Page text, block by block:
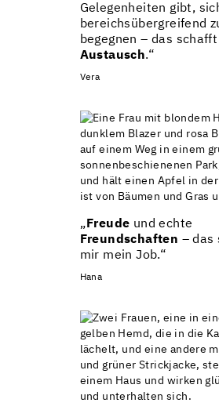
Gelegenheiten gibt,
bereichsübergreifend
begegnen – das schafft
Austausch.“
Vera
„ Freude und echte
Freundschaften – das
mir mein Job.“
Hana